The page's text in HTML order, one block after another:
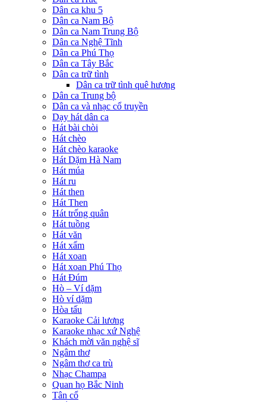
Dân ca khu 5
Dân ca Nam Bộ
Dân ca Nam Trung Bộ
Dân ca Nghệ Tĩnh
Dân ca Phú Thọ
Dân ca Tây Bắc
Dân ca trữ tình
Dân ca trữ tình quê hương
Dân ca Trung bộ
Dân ca và nhạc cổ truyền
Dạy hát dân ca
Hát bài chòi
Hát chèo
Hát chèo karaoke
Hát Dặm Hà Nam
Hát múa
Hát ru
Hát then
Hát Then
Hát trống quân
Hát tuồng
Hát văn
Hát xẩm
Hát xoan
Hát xoan Phú Thọ
Hát Đúm
Hò – Ví dặm
Hò ví dặm
Hòa tấu
Karaoke Cải lương
Karaoke nhạc xứ Nghệ
Khách mời văn nghệ sĩ
Ngâm thơ
Ngâm thơ ca trù
Nhạc Champa
Quan họ Bắc Ninh
Tân cổ